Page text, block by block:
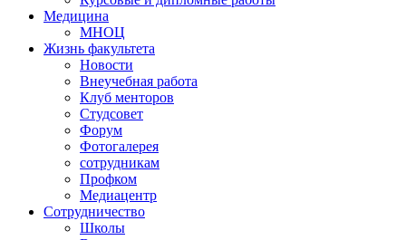
Медицина
МНОЦ
Жизнь факультета
Новости
Внеучебная работа
Клуб менторов
Студсовет
Форум
Фотогалерея
сотрудникам
Профком
Медиацентр
Сотрудничество
Школы